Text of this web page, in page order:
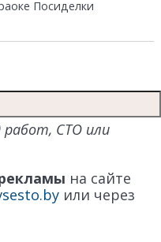
Посиделки
работ, СТО или
на сайте
или через